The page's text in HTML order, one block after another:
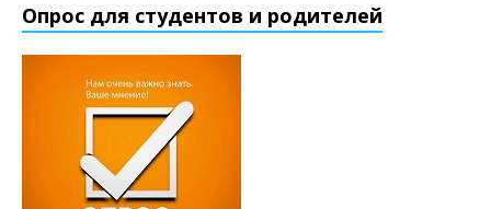
Опрос для студентов и родителей